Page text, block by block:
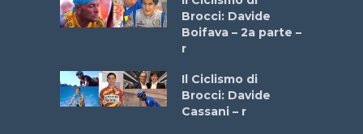
Brocci: Davide
Boifava – 2a parte –
r
Il Ciclismo di
Brocci: Davide
Cassani – r